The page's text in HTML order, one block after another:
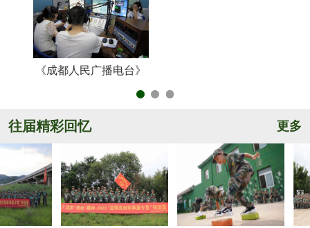
《成都人民广播电台》
往届精彩回忆 更多